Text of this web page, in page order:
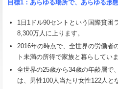
目標1 ：あらゆる場所で、あらゆる形
1日1ドル90セントという国際貧困
8,300万人に上ります。
2016年の時点で、全世界の労働者
ト未満の所得で家族と暮らしていま
全世界の25歳から34歳の年齢層で
は、男性100人当たり女性122人と